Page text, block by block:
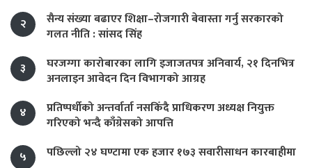
२
सैन्य संख्या बढाएर शिक्षा–रोजगारी बेवास्ता गर्नु सरकारको
गलत नीति : सांसद सिंह
३
घरजग्गा कारोबारका लागि इजाजतपत्र अनिवार्य, २१ दिनभित्र
अनलाइन आवेदन दिन विभागको आग्रह
४
प्रतिष्पर्धीको अन्तर्वार्ता नसकिँदै प्राधिकरण अध्यक्ष नियुक्त
गरिएको भन्दै काँग्रेसको आपत्ति
५
पछिल्लो २४ घण्टामा एक हजार १७३ सवारीसाधन कारबाहीमा